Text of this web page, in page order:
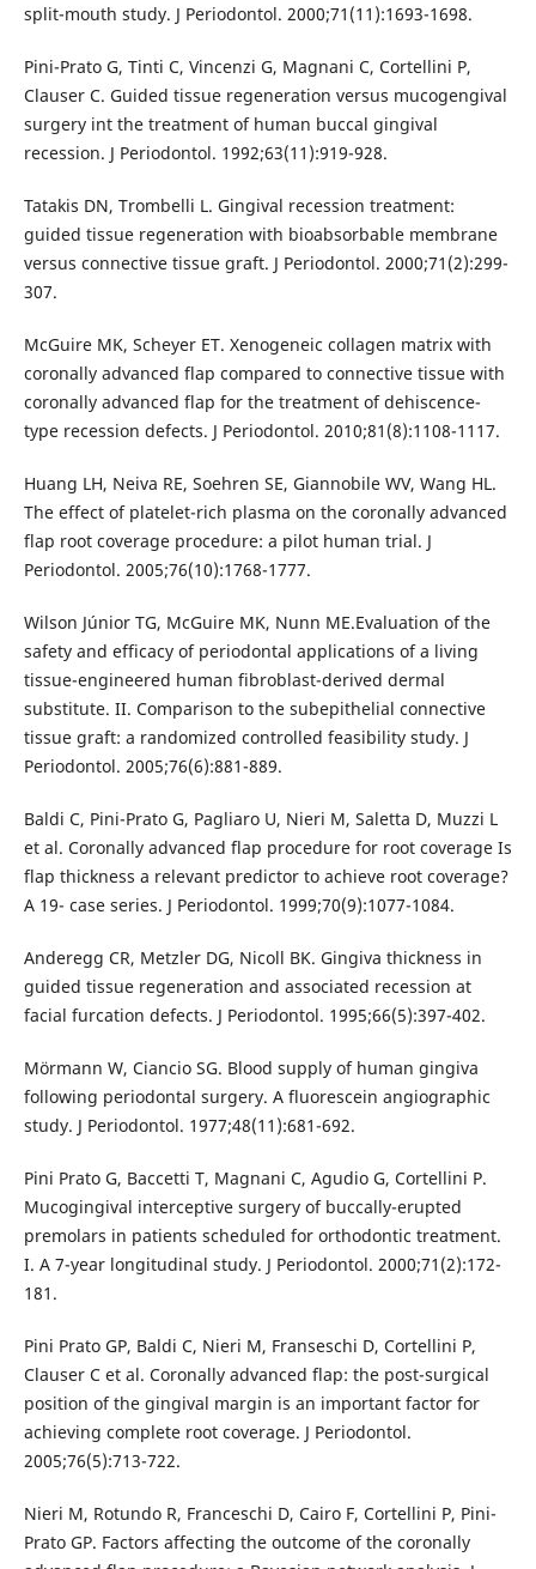
split-mouth study. J Periodontol. 2000;71(11):1693-1698.
Pini-Prato G, Tinti C, Vincenzi G, Magnani C, Cortellini P,
Clauser C. Guided tissue regeneration versus mucogengival
surgery int the treatment of human buccal gingival
recession. J Periodontol. 1992;63(11):919-928.
Tatakis DN, Trombelli L. Gingival recession treatment:
guided tissue regeneration with bioabsorbable membrane
versus connective tissue graft. J Periodontol. 2000;71(2):299-
307.
McGuire MK, Scheyer ET. Xenogeneic collagen matrix with
coronally advanced flap compared to connective tissue with
coronally advanced flap for the treatment of dehiscence-
type recession defects. J Periodontol. 2010;81(8):1108-1117.
Huang LH, Neiva RE, Soehren SE, Giannobile WV, Wang HL.
The effect of platelet-rich plasma on the coronally advanced
flap root coverage procedure: a pilot human trial. J
Periodontol. 2005;76(10):1768-1777.
Wilson Júnior TG, McGuire MK, Nunn ME.Evaluation of the
safety and efficacy of periodontal applications of a living
tissue-engineered human fibroblast-derived dermal
substitute. II. Comparison to the subepithelial connective
tissue graft: a randomized controlled feasibility study. J
Periodontol. 2005;76(6):881-889.
Baldi C, Pini-Prato G, Pagliaro U, Nieri M, Saletta D, Muzzi L
et al. Coronally advanced flap procedure for root coverage Is
flap thickness a relevant predictor to achieve root coverage?
A 19- case series. J Periodontol. 1999;70(9):1077-1084.
Anderegg CR, Metzler DG, Nicoll BK. Gingiva thickness in
guided tissue regeneration and associated recession at
facial furcation defects. J Periodontol. 1995;66(5):397-402.
Mörmann W, Ciancio SG. Blood supply of human gingiva
following periodontal surgery. A fluorescein angiographic
study. J Periodontol. 1977;48(11):681-692.
Pini Prato G, Baccetti T, Magnani C, Agudio G, Cortellini P.
Mucogingival interceptive surgery of buccally-erupted
premolars in patients scheduled for orthodontic treatment.
I. A 7-year longitudinal study. J Periodontol. 2000;71(2):172-
181.
Pini Prato GP, Baldi C, Nieri M, Franseschi D, Cortellini P,
Clauser C et al. Coronally advanced flap: the post-surgical
position of the gingival margin is an important factor for
achieving complete root coverage. J Periodontol.
2005;76(5):713-722.
Nieri M, Rotundo R, Franceschi D, Cairo F, Cortellini P, Pini-
Prato GP. Factors affecting the outcome of the coronally